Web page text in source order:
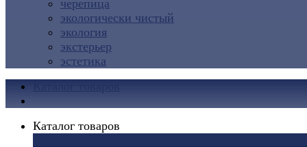
черепица
экологически чистый
экология
экстерьер
эстетика
Каталог товаров